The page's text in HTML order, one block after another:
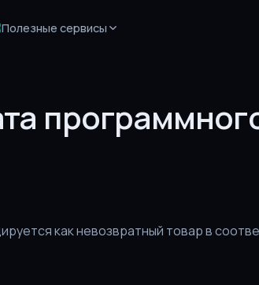
Полезные сервисы
как невозвратный товар в